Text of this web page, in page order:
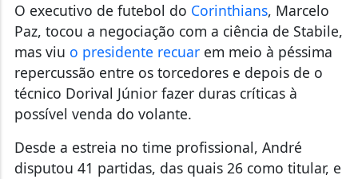
O executivo de futebol do Corinthians, Marcelo
Paz, tocou a negociação com a ciência de Stabile,
mas viu o presidente recuarem meio à péssima
repercussão entre os torcedores e depois de o
técnico Dorival Júnior fazer duras críticas à
possível venda do volante.
Desde a estreia no time profissional, André
disputou 41 partidas, das quais 26 como titular, e